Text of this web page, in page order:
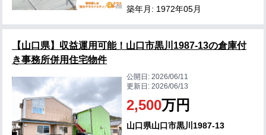
築年月: 1972年05月
【山口県】収益運用可能！山口市黒川1987-13の倉庫付
き事務所併用住宅物件
公開日:2026/06/11
更新日:2026/06/13
2,500万円
山口県山口市黒川1987-13